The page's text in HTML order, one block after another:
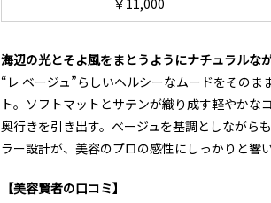
￥11,000
海辺の光とそよ風をまとうようにナチュラルな
“レ ベージュ”らしいヘルシーなムードをその
ト。ソフトマットとサテンが織り成す軽やか
奥行きを引き出す。ベージュを基調としながら
ラー設計が、美容のプロの感性にしっかりと響い
【美容賢者の口コミ】